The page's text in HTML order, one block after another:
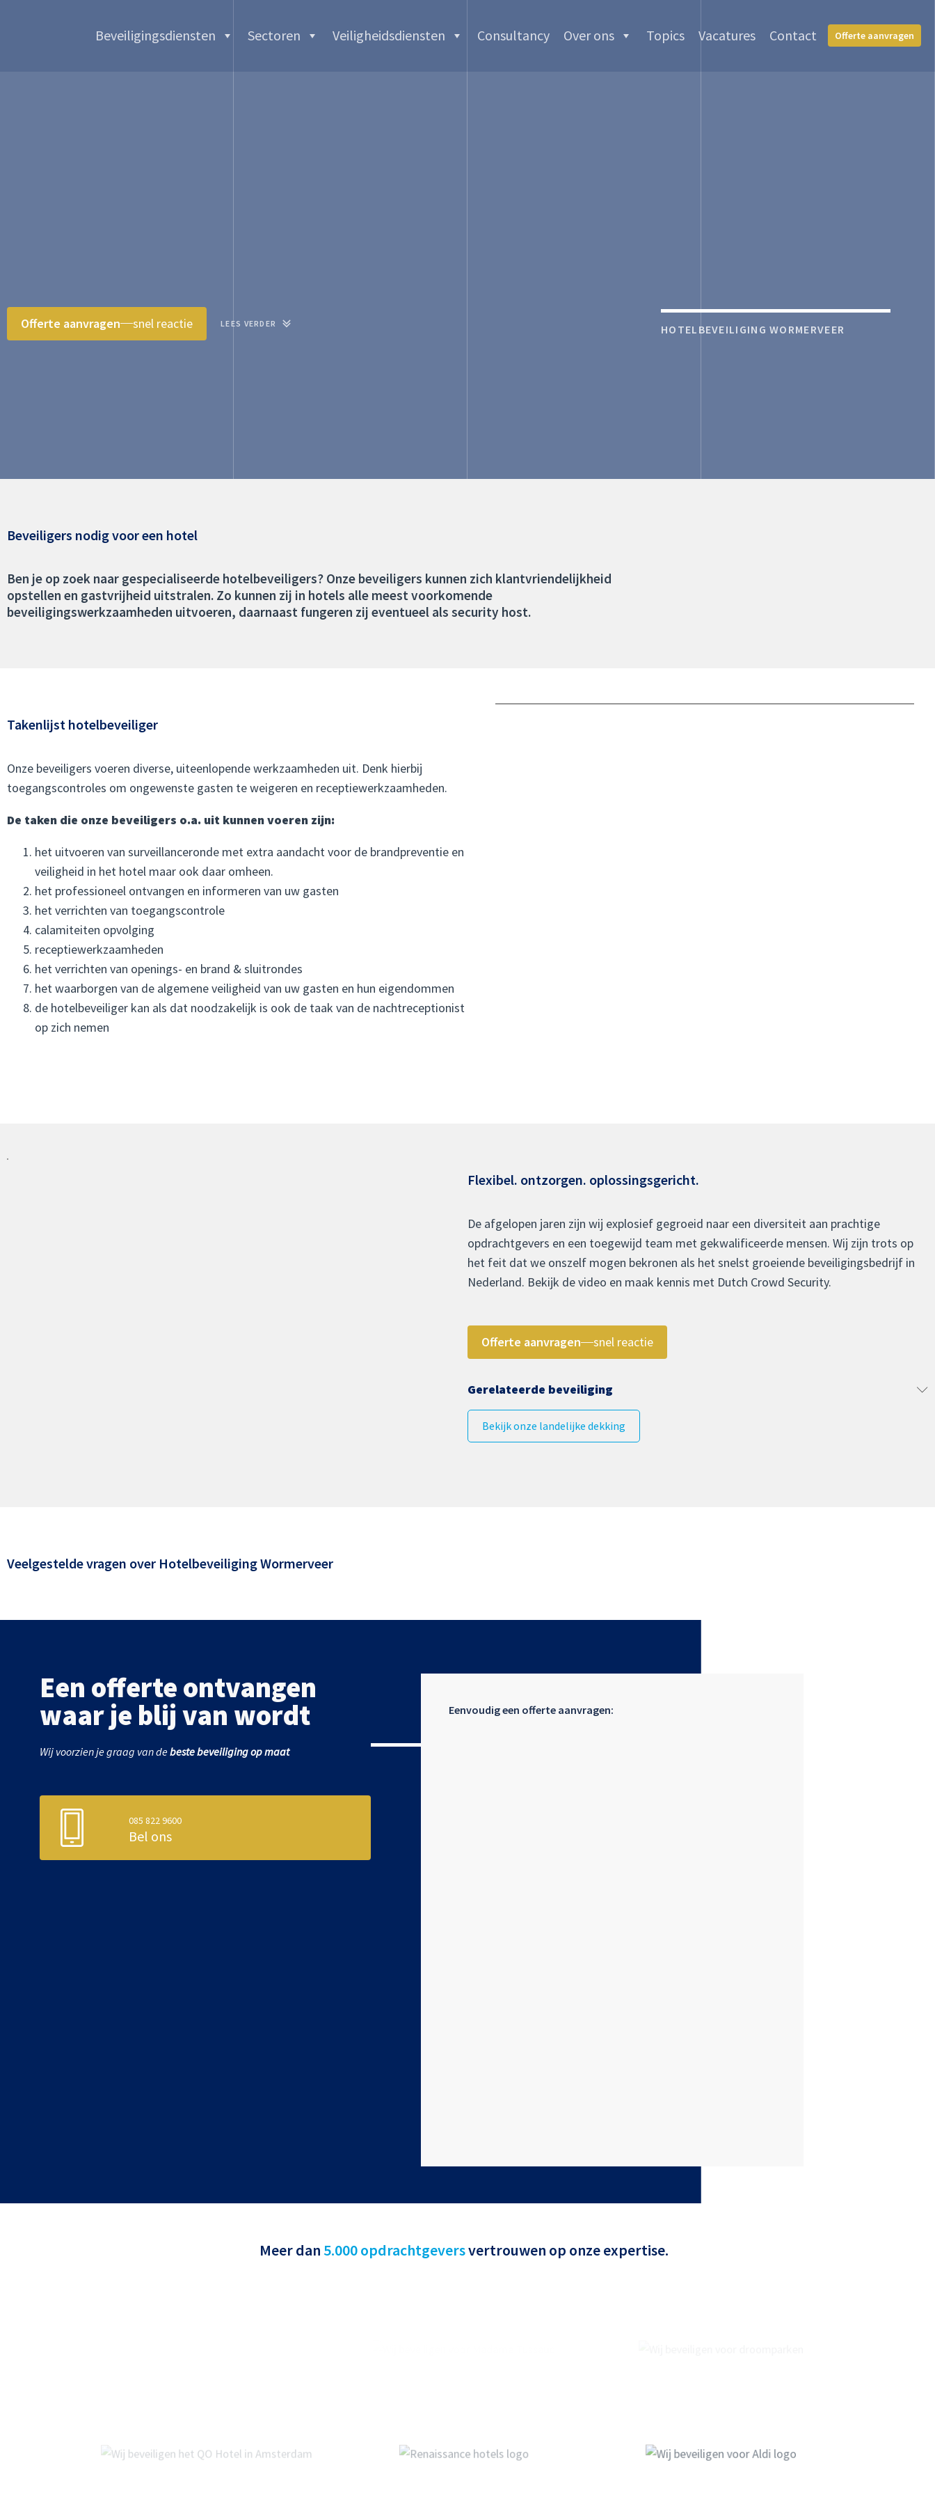
Beveiligingsdiensten Sectoren Veiligheidsdiensten Consultancy Over ons Topics Vacatures Contact Offerte aanvragen
Offerte aanvragen snel reactie LEES VERDER HOTELBEVEILIGING WORMERVEER
Beveiligers nodig voor een hotel
Ben je op zoek naar gespecialiseerde hotelbeveiligers? Onze beveiligers kunnen zich klantvriendelijkheid
opstellen en gastvrijheid uitstralen. Zo kunnen zij in hotels alle meest voorkomende
beveiligingswerkzaamheden uitvoeren, daarnaast fungeren zij eventueel als security host.
Takenlijst hotelbeveiliger
Onze beveiligers voeren diverse, uiteenlopende werkzaamheden uit. Denk hierbij
toegangscontroles om ongewenste gasten te weigeren en receptiewerkzaamheden.
De taken die onze beveiligers o.a. uit kunnen voeren zijn:
het uitvoeren van surveillanceronde met extra aandacht voor de brandpreventie en
veiligheid in het hotel maar ook daar omheen.
het professioneel ontvangen en informeren van uw gasten
het verrichten van toegangscontrole
calamiteiten opvolging
receptiewerkzaamheden
het verrichten van openings- en brand & sluitrondes
het waarborgen van de algemene veiligheid van uw gasten en hun eigendommen
de hotelbeveiliger kan als dat noodzakelijk is ook de taak van de nachtreceptionist
op zich nemen
Flexibel. ontzorgen. oplossingsgericht.
De afgelopen jaren zijn wij explosief gegroeid naar een diversiteit aan prachtige
opdrachtgevers en een toegewijd team met gekwalificeerde mensen. Wij zijn trots op
het feit dat we onszelf mogen bekronen als het snelst groeiende beveiligingsbedrijf in
Nederland. Bekijk de video en maak kennis met Dutch Crowd Security.
Offerte aanvragen snel reactie
Gerelateerde beveiliging
Bekijk onze landelijke dekking
Veelgestelde vragen over Hotelbeveiliging Wormerveer
Een offerte ontvangen
waar je blij van wordt
Wij voorzien je graag van debeste beveiliging op maat
085 822 9600
Bel ons
Eenvoudig een offerte aanvragen:
Meer dan 5.000 opdrachtgeversvertrouwen op onze expertise.